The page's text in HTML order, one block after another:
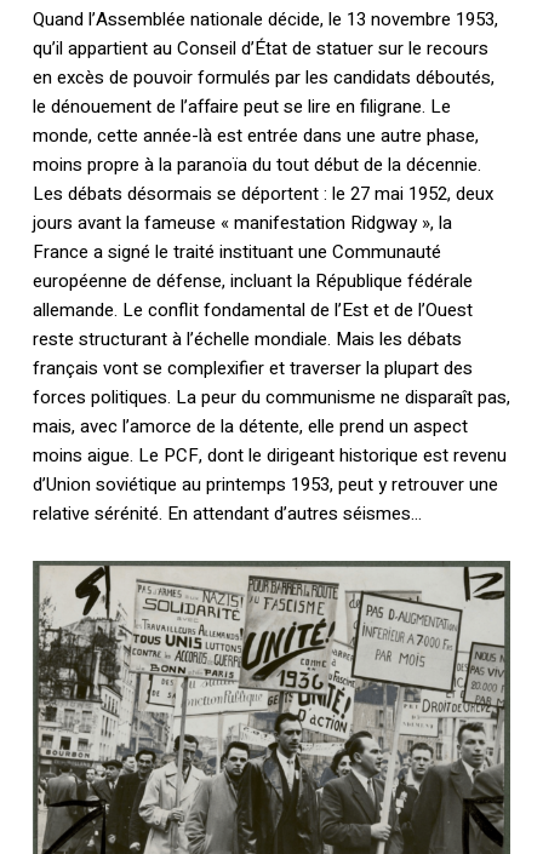
Quand l’Assemblée nationale décide, le 13 novembre 1953,
qu’il appartient au Conseil d’État de statuer sur le recours
en excès de pouvoir formulés par les candidats déboutés,
le dénouement de l’affaire peut se lire en filigrane. Le
monde, cette année-là est entrée dans une autre phase,
moins propre à la paranoïa du tout début de la décennie.
Les débats désormais se déportent : le 27 mai 1952, deux
jours avant la fameuse « manifestation Ridgway », la
France a signé le traité instituant une Communauté
européenne de défense, incluant la République fédérale
allemande. Le conflit fondamental de l’Est et de l’Ouest
reste structurant à l’échelle mondiale. Mais les débats
français vont se complexifier et traverser la plupart des
forces politiques. La peur du communisme ne disparaît pas,
mais, avec l’amorce de la détente, elle prend un aspect
moins aigue. Le PCF, dont le dirigeant historique est revenu
d’Union soviétique au printemps 1953, peut y retrouver une
relative sérénité. En attendant d’autres séismes…